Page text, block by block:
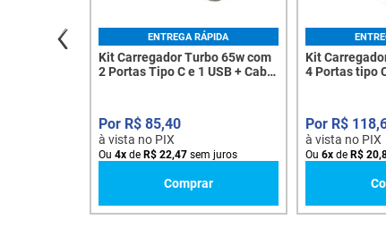
ENTREGA RÁPIDA
Kit Carregador Turbo 65w com
2 Portas Tipo C e 1 USB + Cabo
R$ 85,40
à vista no PIX
Ou 4x de R$ 22,47 sem juros
Comprar
Kit
4 Portas tipo
R$ 118,
à vista no PIX
Ou 6xde R$ 20,